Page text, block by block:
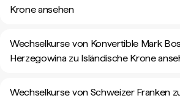
Krone ansehen
Wechselkurse von Konvertible Mark
Herzegowina zu Isländische Krone
Wechselkurse von Schweizer Franken